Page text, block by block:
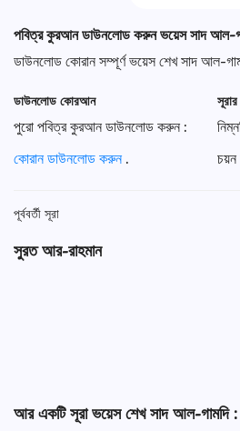
পবিত্র কুরআন ডাউনলোড করুন ভয়েস সাদ আল-
ডাউনলোড কোরান সম্পূর্ণ ভয়েস শেখ সাদ আল-
ডাউনলোড কোরআন
পুরো পবিত্র কুরআন ডাউনলোড করুন :
কোরান ডাউনলোড করুন.
পূর্ববর্তী সূরা
সুরত আর-রাহমান
আর একটি সূরা ভয়েস শেখ সাদ আল-গামদি :